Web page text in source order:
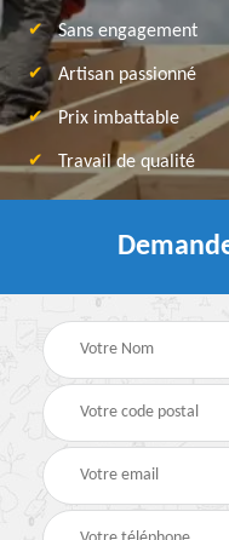
Sans engagement
Artisan passionné
Prix imbattable
Travail de qualité